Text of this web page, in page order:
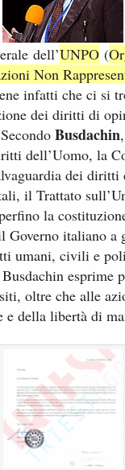
dell’UNPO (
Non
infatti che ci si
dei diritti di
Busdachin
dell’Uomo, la
dei diritti
il Trattato
la
Governo italiano a
umani, civili e
esprime
oltre che alle
e della libertà di